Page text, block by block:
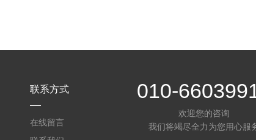
联系方式
在线留言
010-
欢迎您的咨询
我们将竭尽全力为您用心服